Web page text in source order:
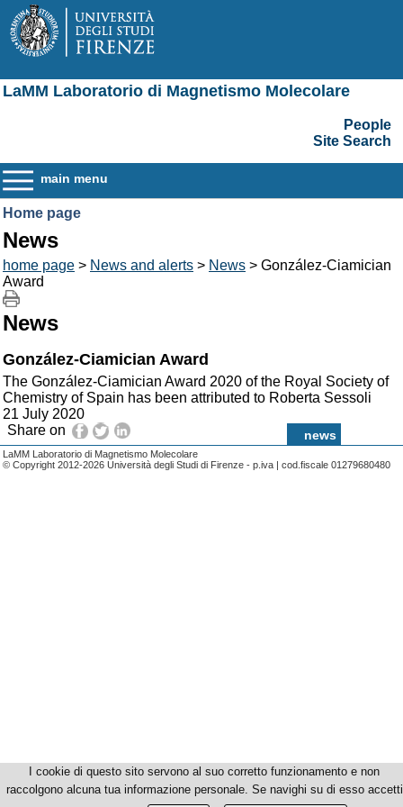
LaMM Laboratorio di Magnetismo Molecolare
People
Site Search
main menu
Home page
News
home page > News and alerts > News > González-Ciamician
Award
News
González-Ciamician Award
The González-Ciamician Award 2020 of the Royal Society of
Chemistry of Spain has been attributed to Roberta Sessoli
21 July 2020
Share on
news
LaMM Laboratorio di Magnetismo Molecolare
© Copyright 2012-2026 Università degli Studi di Firenze - p.iva | cod.fiscale 01279680480
I cookie di questo sito servono al suo corretto funzionamento e non
raccolgono alcuna tua informazione personale. Se navighi su di esso accetti